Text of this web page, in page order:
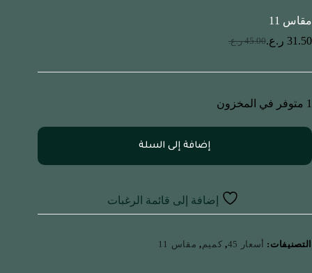
مقاس 11
45.00 ر.ع. 31.50 ر.ع.
1 متوفر في المخزون
إضافة إلى السلة
إضافة إلى قائمة الرغبات
التصنيفات: أسعار 45 , كميم, مقاس 11